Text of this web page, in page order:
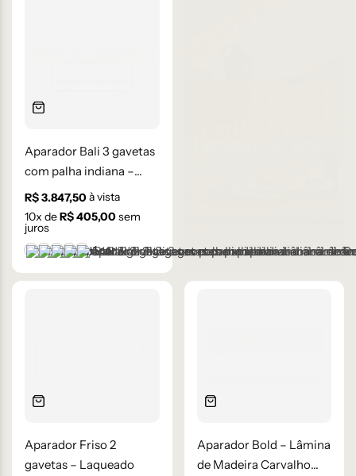
Aparador Bali 3 gavetas
com palha indiana –
Lâmina de Carvalho
Natural
R$3.847,50 à vista
10x deR$405,00 sem
juros
Castanho
Champanhe
Cinza Grafite Metalizado
Ébano
Lâmina Off-White
+1 cor
Aparador Friso 2
gavetas – Laqueado
Aparador Bold – Lâmina
de Madeira Carvalho